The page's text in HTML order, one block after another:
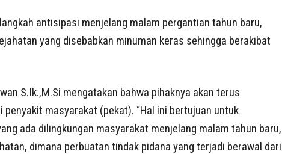
antisipasi menjelang malam pergantian tahun baru,
yang disebabkan minuman keras sehingga berakibat
S.Ik.,M.Si mengatakan bahwa pihaknya akan terus
masyarakat (pekat). “Hal ini bertujuan untuk
ada dilingkungan masyarakat menjelang malam tahun baru,
dimana perbuatan tindak pidana yang terjadi berawal dari